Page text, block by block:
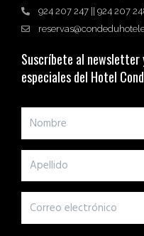
924 207 247 || 924 207
Suscríbete al
especiales del Hotel